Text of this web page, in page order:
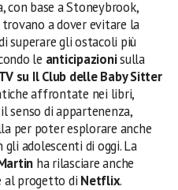
con base a Stoneybrook,
a dover evitare la
superare gli ostacoli più
le anticipazionisulla
su Il Club delle Baby Sitter
affrontate nei libri,
senso di appartenenza,
per poter esplorare anche
adolescenti di oggi. La
ha rilasciare anche
al progetto di Netflix.